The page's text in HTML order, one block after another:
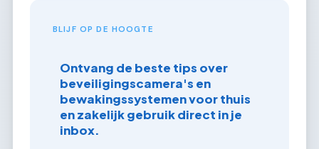
BLIJF OP DE HOOGTE
Ontvang de beste tips over
beveiligingscamera's en
bewakingssystemen voor thuis
en zakelijk gebruik direct in je
inbox.